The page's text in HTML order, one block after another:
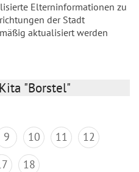
Elterninformationen zu
der Stadt
aktualisiert werden
"Borstel"
9 10 11
12
18